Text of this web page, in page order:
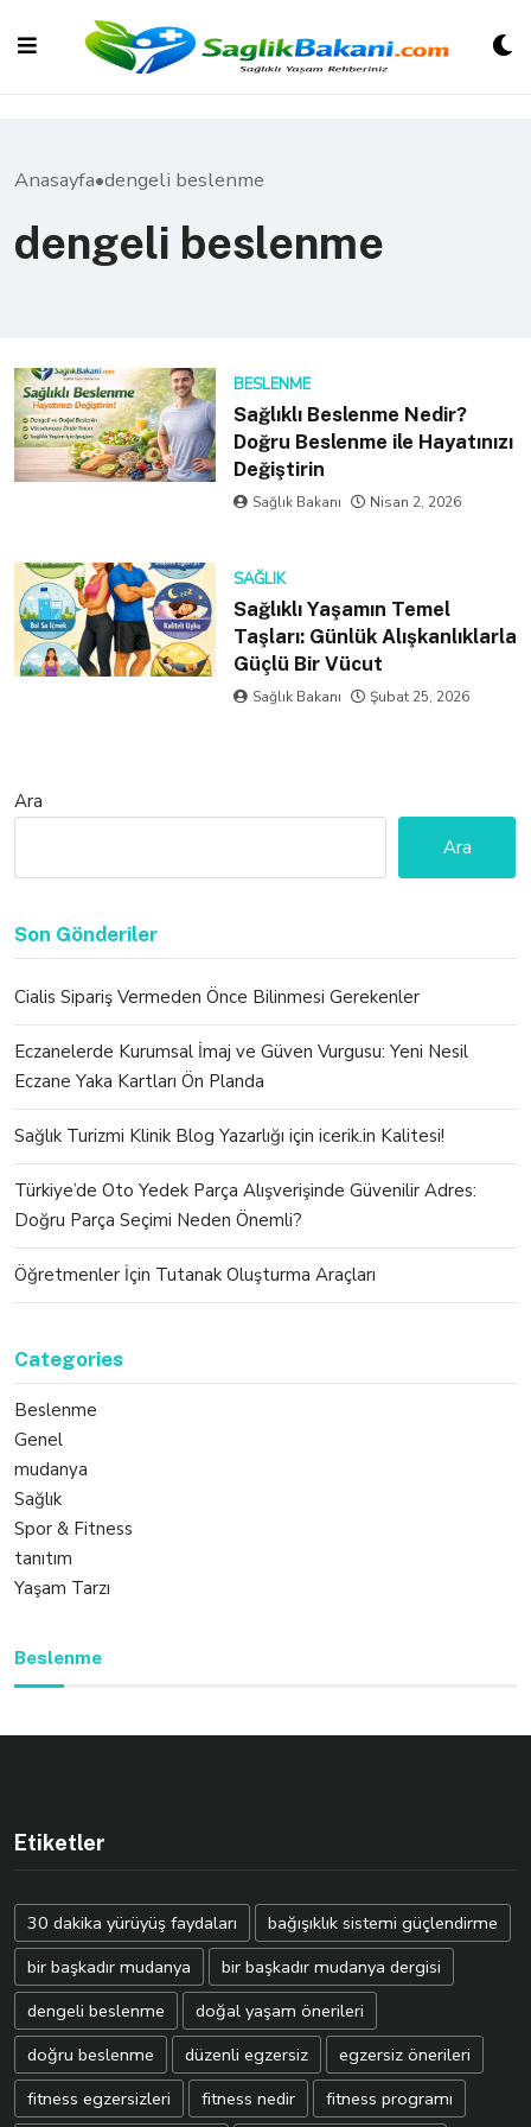
content
Anasayfa•dengeli beslenme
dengeli beslenme
BESLENME
Sağlıklı Beslenme Nedir?
Doğru Beslenme ile Hayatınızı
Değiştirin
Sağlık Bakanı Nisan 2, 2026
SAĞLIK
Sağlıklı Yaşamın Temel
Taşları: Günlük Alışkanlıklarla
Güçlü Bir Vücut
Sağlık Bakanı Şubat 25, 2026
Ara
Ara
Son Gönderiler
Cialis Sipariş Vermeden Önce Bilinmesi Gerekenler
Eczanelerde Kurumsal İmaj ve Güven Vurgusu: Yeni Nesil
Eczane Yaka Kartları Ön Planda
Sağlık Turizmi Klinik Blog Yazarlığı için icerik.in Kalitesi!
Türkiye’de Oto Yedek Parça Alışverişinde Güvenilir Adres:
Doğru Parça Seçimi Neden Önemli?
Öğretmenler İçin Tutanak Oluşturma Araçları
Categories
Beslenme
Genel
mudanya
Sağlık
Spor & Fitness
tanıtım
Yaşam Tarzı
Beslenme
Etiketler
30 dakika yürüyüş faydaları
bağışıklık sistemi güçlendirme
bir başkadır mudanya
bir başkadır mudanya dergisi
dengeli beslenme
doğal yaşam önerileri
doğru beslenme
düzenli egzersiz
egzersiz önerileri
fitness egzersizleri
fitness nedir fitness programı